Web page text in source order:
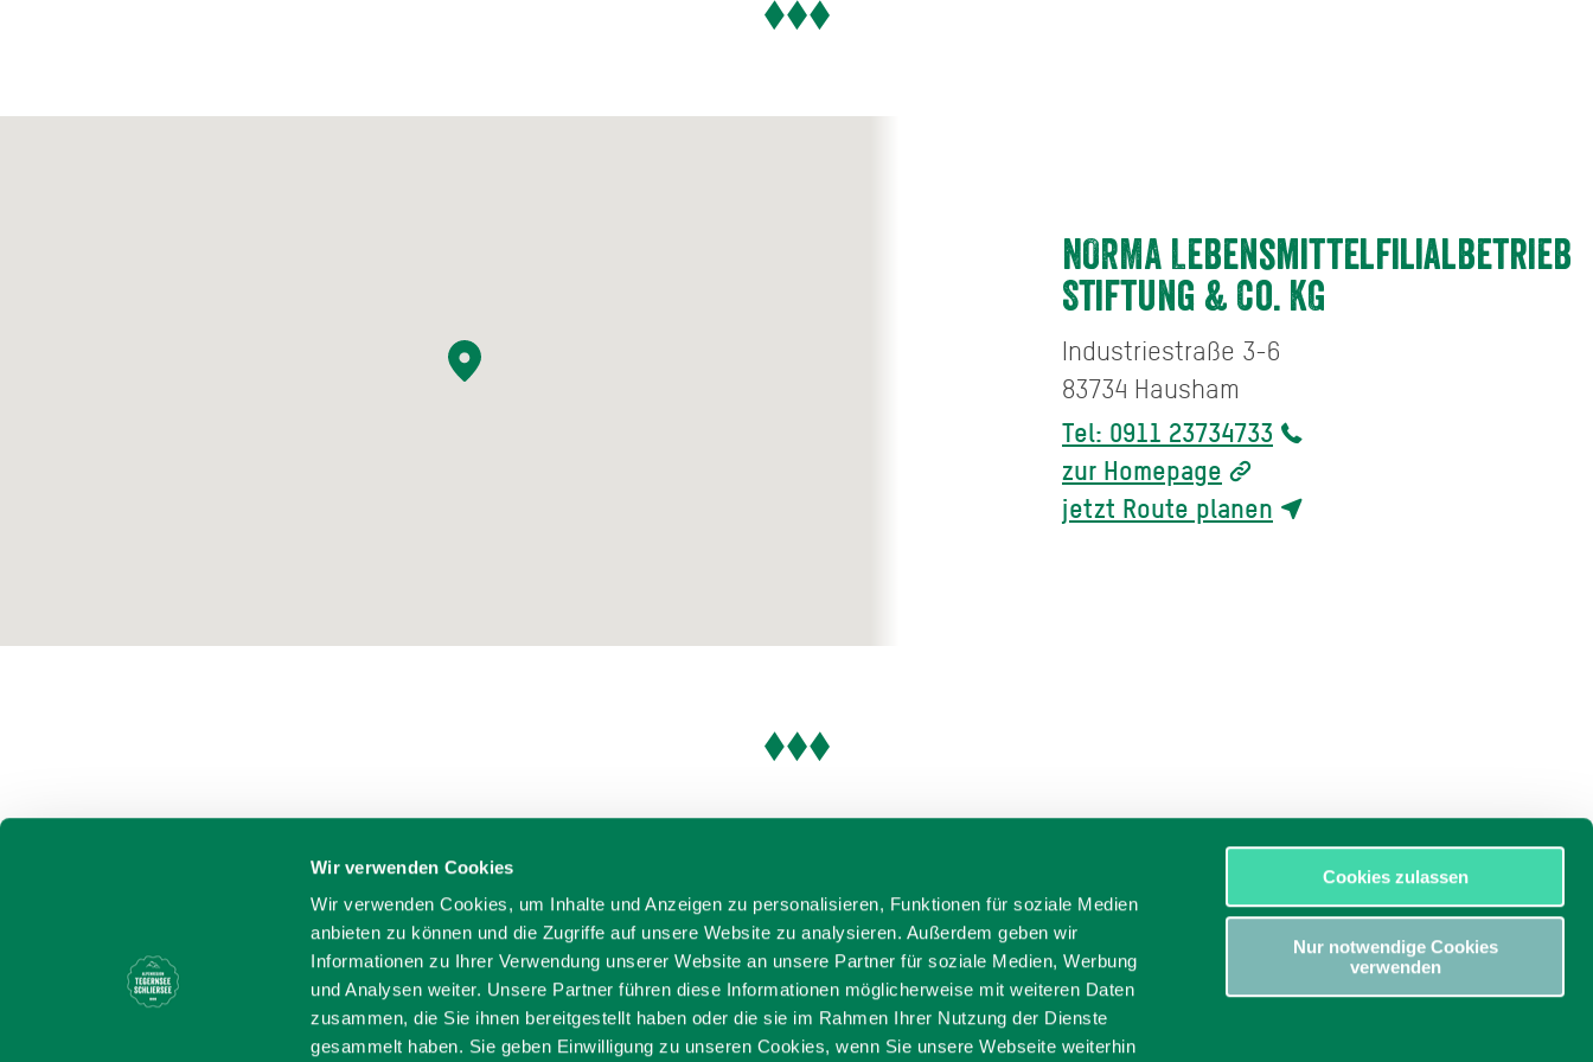
Wir verwenden Cookies
Wir verwenden Cookies, um Inhalte und Anzeigen zu personalisieren, Funktionen für soziale Medien
anbieten zu können und die Zugriffe auf unsere Website zu analysieren. Außerdem geben wir
Informationen zu Ihrer Verwendung unserer Website an unsere Partner für soziale Medien, Werbung
und Analysen weiter. Unsere Partner führen diese Informationen möglicherweise mit weiteren Daten
zusammen, die Sie ihnen bereitgestellt haben oder die sie im Rahmen Ihrer Nutzung der Dienste
gesammelt haben. Sie geben Einwilligung zu unseren Cookies, wenn Sie unsere Webseite weiterhin
Cookies zulassen
Nur notwendige Cookies
verwenden
NORMA Lebensmittelfilialbetrieb
Stiftung & Co. KG
Industriestraße 3-6
83734 Hausham
Tel: 0911 23734733
zur Homepage
jetzt Route planen